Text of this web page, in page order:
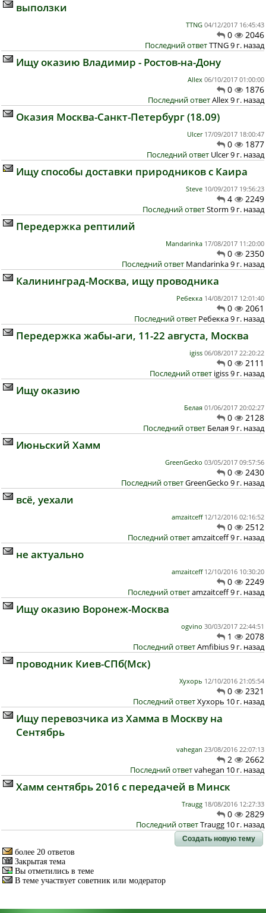
выползки
TTNG 04/12/2017 16:45:43
0 2046
Последний ответTTNG 9 г. назад
Ищу оказию Владимир - Ростов-на-Дону
Allex 06/10/2017 01:00:00
0 1876
Последний ответAllex 9 г. назад
Оказия Москва-Санкт-Петербург (18.09)
Ulcer 17/09/2017 18:00:47
0 1877
Последний ответ Ulcer 9 г. назад
Ищу способы доставки природников с Каира
Steve 10/09/2017 19:56:23
4 2249
Последний ответStorm 9 г. назад
Передержка рептилий
Mandarinka 17/08/2017 11:20:00
0 2350
Последний ответ Mandarinka 9 г. назад
Калининград-Москва, ищу проводника
Ребекка 14/08/2017 12:01:40
0 2061
Последний ответ Ребекка 9 г. назад
Передержка жабы-аги, 11-22 августа, Москва
igiss 06/08/2017 22:20:22
0 2111
Последний ответ igiss 9 г. назад
Ищу оказию
Белая 01/06/2017 20:02:27
0 2128
Последний ответ Белая 9 г. назад
Июньский Хамм
GreenGecko 03/05/2017 09:57:56
0 2430
Последний ответGreenGecko 9 г. назад
всё, уехали
amzaitceff 12/12/2016 02:16:52
0 2512
Последний ответamzaitceff 9 г. назад
не актуально
amzaitceff 12/10/2016 10:30:20
0 2249
Последний ответamzaitceff 9 г. назад
Ищу оказию Воронеж-Москва
ogvino 30/03/2017 22:44:51
1 2078
Последний ответAmfibius 9 г. назад
проводник Киев-СПб(Мск)
Хухорь 12/10/2016 21:05:54
0 2321
Последний ответХухорь 10 г. назад
Ищу перевозчика из Хамма в Москву на
Сентябрь
vahegan 23/08/2016 22:07:13
2 2662
Последний ответvahegan 10 г. назад
Хамм сентябрь 2016 с передачей в Минск
Traugg 18/08/2016 12:27:33
0 2829
Последний ответTraugg 10 г. назад
Создать новую тему
более 20 ответов
Закрытая тема
Вы отметились в теме
В теме участвует советник или модератор